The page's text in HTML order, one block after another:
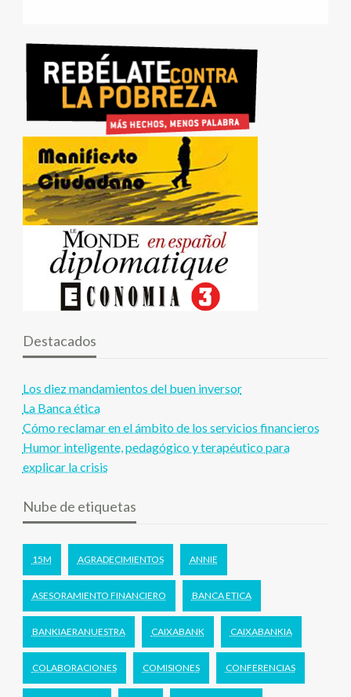
Destacados
Los diez mandamientos del buen inversor
La Banca ética
Cómo reclamar en el ámbito de los servicios financieros
Humor inteligente, pedagógico y terapéutico para
explicar la crisis
Nube de etiquetas
15M AGRADECIMIENTOS ANNIE
ASESORAMIENTO FINANCIERO BANCA ETICA
BANKIAERANUESTRA CAIXABANK CAIXABANKIA
COLABORACIONES COMISIONES CONFERENCIAS